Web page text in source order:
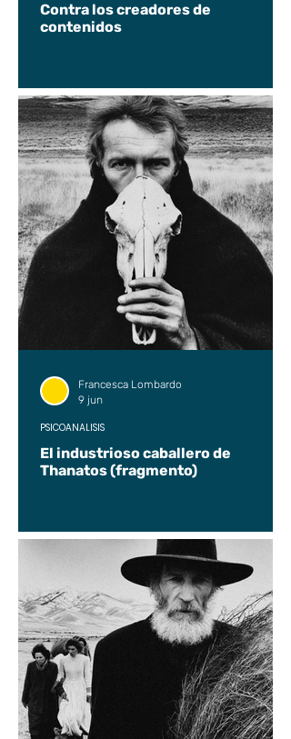
Contra los creadores de
contenidos
El industrioso caballero de
Thanatos (fragmento)
PSICOANÁLISIS
Francesca Lombardo
9 jun